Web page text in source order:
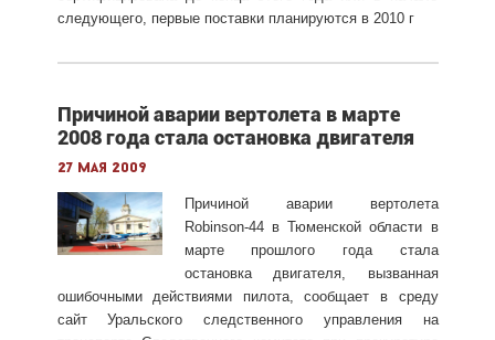
следующего, первые поставки планируются в 2010 г
Причиной аварии вертолета в марте
2008 года стала остановка двигателя
27 мая 2009
Причиной аварии вертолета
Robinson-44 в Тюменской области в
марте прошлого года стала
остановка двигателя, вызванная
ошибочными действиями пилота, сообщает в среду
сайт Уральского следственного управления на